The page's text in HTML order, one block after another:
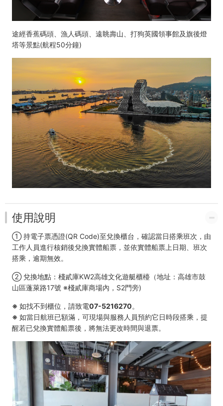
途經香蕉碼頭、漁人碼頭、遠眺壽山、打狗英國領事館及旗後燈
塔等景點(航程50分鐘)
使用說明
① 持電子票憑證(QR Code)至兌換櫃台，確認當日搭乘班次，由
工作人員進行核銷後兌換實體船票，並依實體船票上日期、班次
搭乘，逾期無效。
② 兌換地點：棧貳庫KW2高雄文化遊艇櫃檯（地址：高雄市鼓
山區蓬萊路17號 ※棧貳庫商場內，S2門旁)
※ 如找不到櫃位，請致電07-5216270。
※ 如當日航班已額滿，可現場與服務人員預約它日時段搭乘，提
醒若已兌換實體船票後，將無法更改時間與退票。